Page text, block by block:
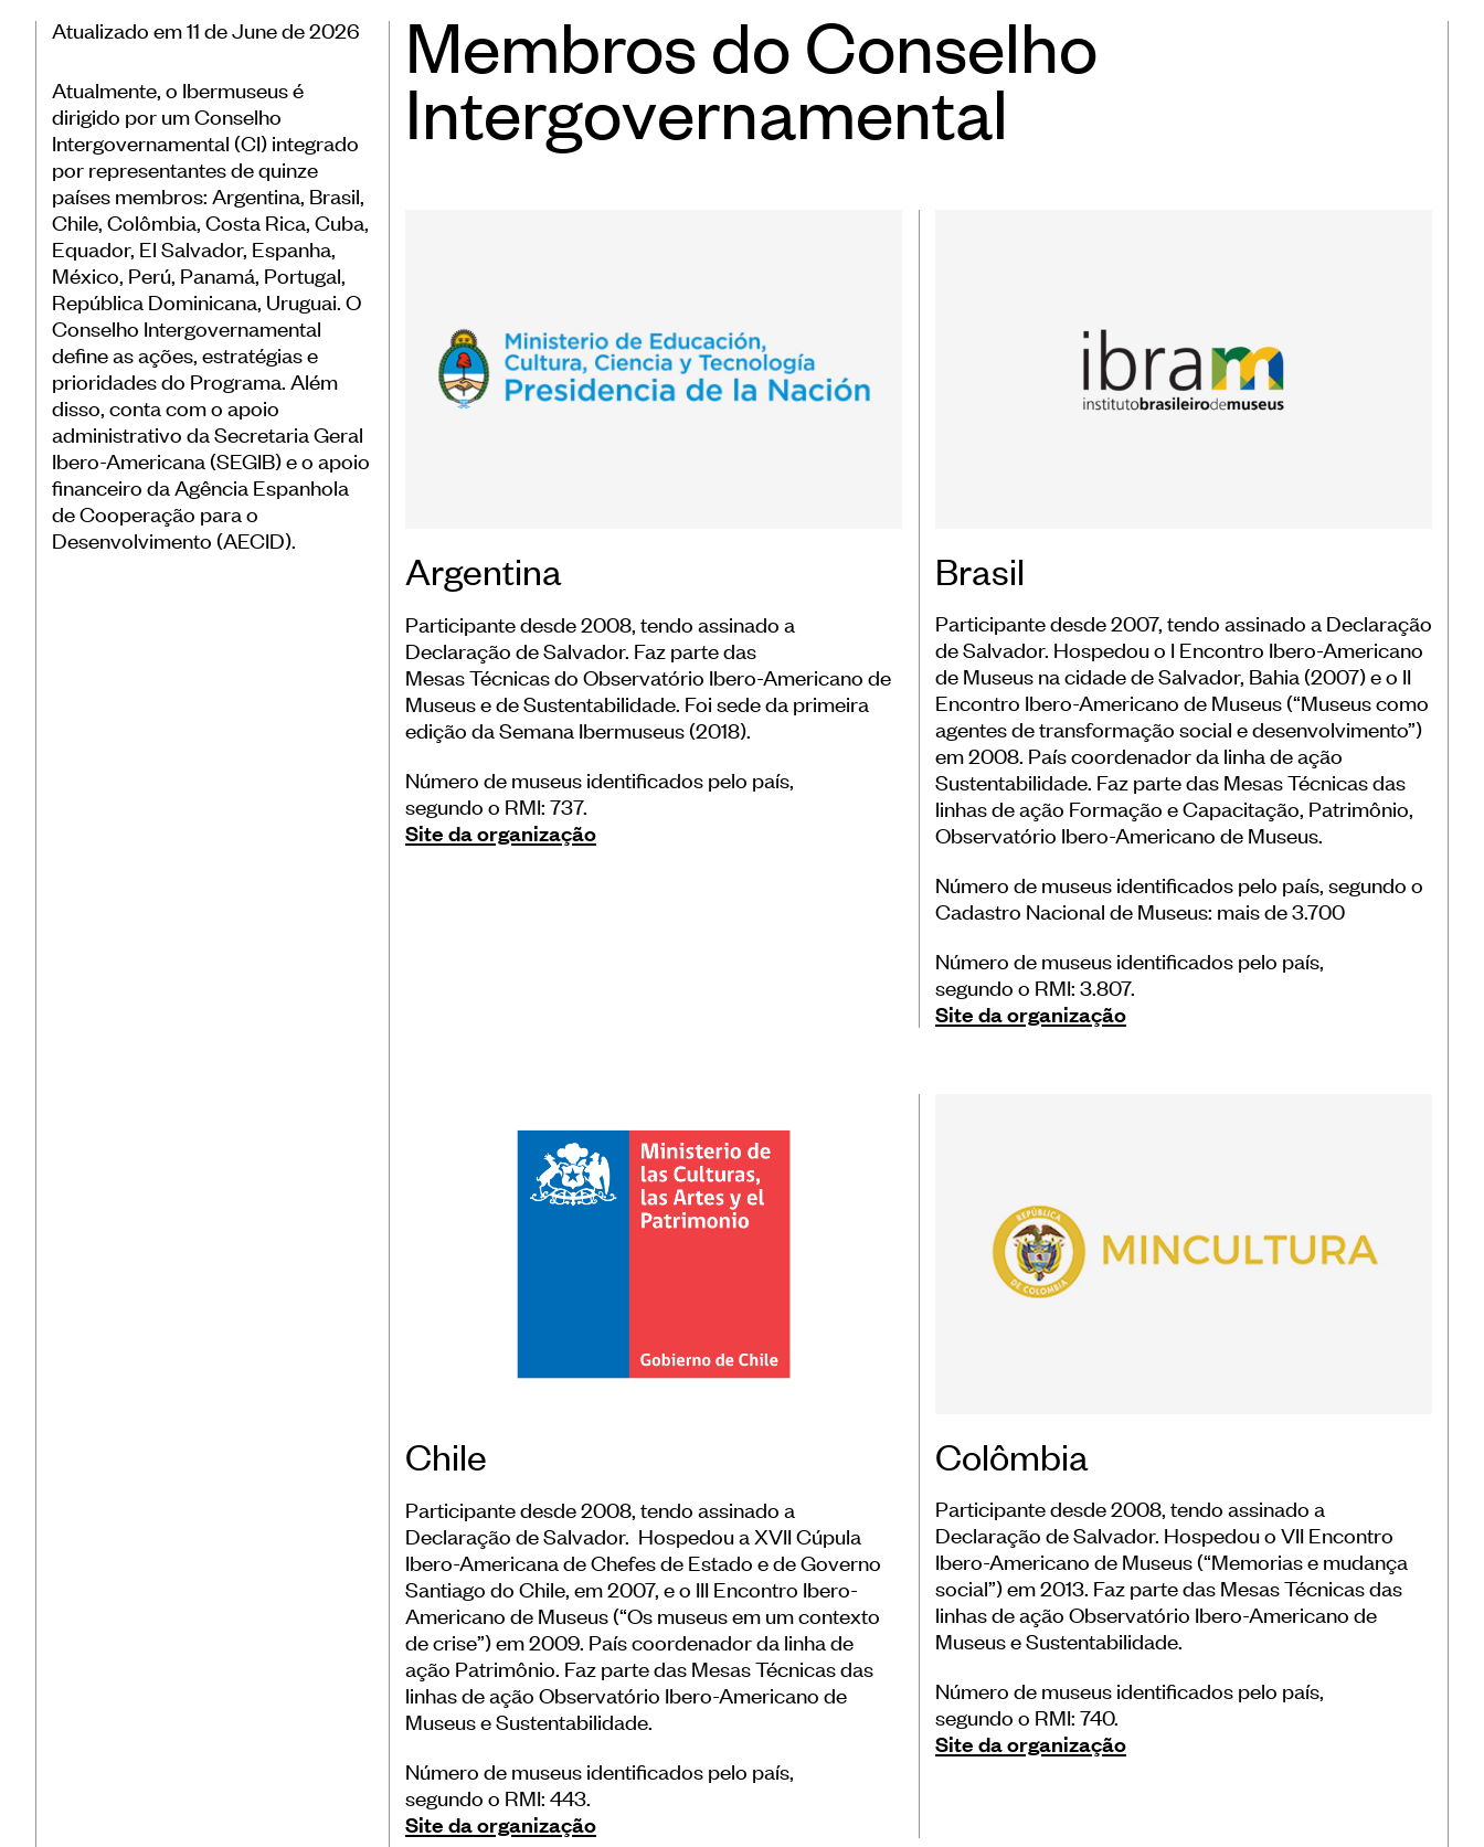
Atualizado em 11 de June de 2026
Atualmente, o Ibermuseus é
dirigido por um Conselho
Intergovernamental (CI) integrado
por representantes de quinze
países membros: Argentina, Brasil,
Chile, Colômbia, Costa Rica, Cuba,
Equador, El Salvador, Espanha,
México, Perú, Panamá, Portugal,
República Dominicana, Uruguai. O
Conselho Intergovernamental
define as ações, estratégias e
prioridades do Programa. Além
disso, conta com o apoio
administrativo da Secretaria Geral
Ibero-Americana (SEGIB) e o apoio
financeiro da Agência Espanhola
de Cooperação para o
Desenvolvimento (AECID).
Membros do Conselho
Intergovernamental
Argentina
Participante desde 2008, tendo assinado a
Declaração de Salvador. Faz parte das
Mesas Técnicas do Observatório Ibero-Americano de
Museus e de Sustentabilidade. Foi sede da primeira
edição da Semana Ibermuseus (2018).
Número de museus identificados pelo país,
segundo o RMI: 737.
Site da organização
Brasil
Participante desde 2007, tendo assinado a Declaração
de Salvador. Hospedou o I Encontro Ibero-Americano
de Museus na cidade de Salvador, Bahia (2007) e o II
Encontro Ibero-Americano de Museus (“Museus como
agentes de transformação social e desenvolvimento”)
em 2008. País coordenador da linha de ação
Sustentabilidade. Faz parte das Mesas Técnicas das
linhas de ação Formação e Capacitação, Patrimônio,
Observatório Ibero-Americano de Museus.
Número de museus identificados pelo país, segundo o
Cadastro Nacional de Museus: mais de 3.700
Número de museus identificados pelo país,
segundo o RMI: 3.807.
Site da organização
Chile
Participante desde 2008, tendo assinado a
Declaração de Salvador. Hospedou a XVII Cúpula
Ibero-Americana de Chefes de Estado e de Governo
Santiago do Chile, em 2007, e o III Encontro Ibero-
Americano de Museus (“Os museus em um contexto
de crise”) em 2009. País coordenador da linha de
ação Patrimônio. Faz parte das Mesas Técnicas das
linhas de ação Observatório Ibero-Americano de
Museus e Sustentabilidade.
Número de museus identificados pelo país,
segundo o RMI: 443.
Site da organização
Colômbia
Participante desde 2008, tendo assinado a
Declaração de Salvador. Hospedou o VII Encontro
Ibero-Americano de Museus (“Memorias e mudança
social”) em 2013. Faz parte das Mesas Técnicas das
linhas de ação Observatório Ibero-Americano de
Museus e Sustentabilidade.
Número de museus identificados pelo país,
segundo o RMI: 740.
Site da organização